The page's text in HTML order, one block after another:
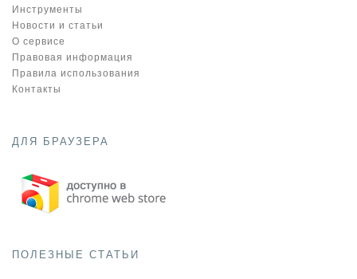
Инструменты
Новости и статьи
О сервисе
Правовая информация
Правила использования
Контакты
ДЛЯ БРАУЗЕРА
ПОЛЕЗНЫЕ СТАТЬИ